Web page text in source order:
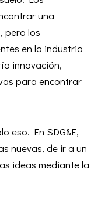
una
pero los
en la industria
innovación,
para encontrar
eso. En SDG&E,
nuevas, de ir a un
ideas mediante la